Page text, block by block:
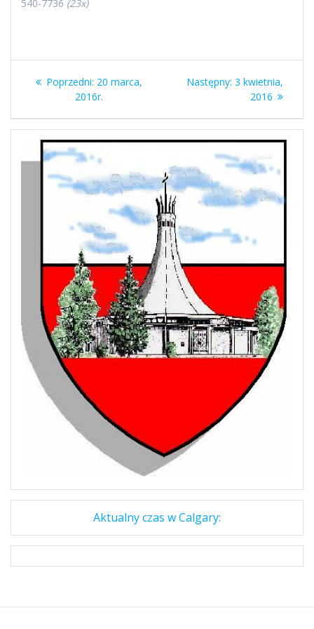
540-7736 (23x)
Nawigacja
wpisu
Poprzedni: Poprzedni
wpis:
20 marca,
2016r.
Następny: Następny
wpis:
3 kwietnia,
2016
Aktualny czas w Calgary: